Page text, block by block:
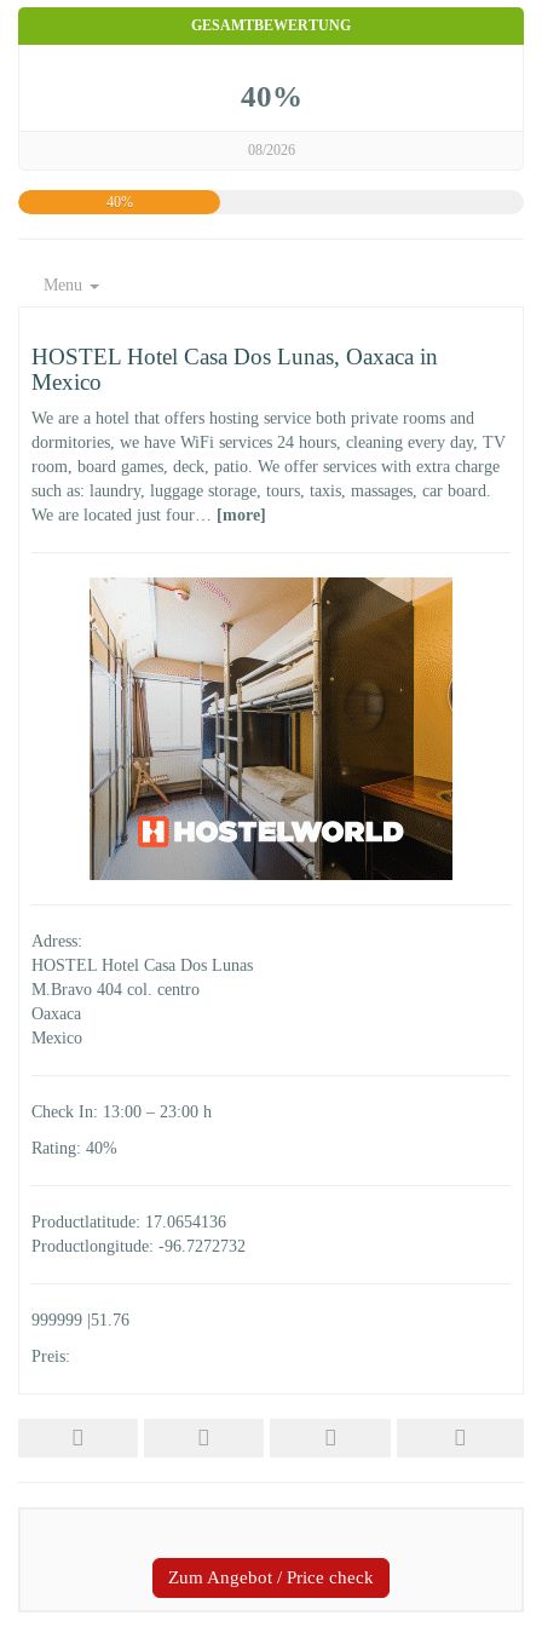
GESAMTBEWERTUNG
40%
08/2026
40%
Menu
HOSTEL Hotel Casa Dos Lunas, Oaxaca in
Mexico
We are a hotel that offers hosting service both private rooms and
dormitories, we have WiFi services 24 hours, cleaning every day, TV
room, board games, deck, patio. We offer services with extra charge
such as: laundry, luggage storage, tours, taxis, massages, car board.
We are located just four… [more]
Adress:
HOSTEL Hotel Casa Dos Lunas
M.Bravo 404 col. centro
Oaxaca
Mexico
Check In: 13:00 – 23:00 h
Rating: 40%
Productlatitude: 17.0654136
Productlongitude: -96.7272732
999999 |51.76
Preis:
Zum Angebot / Price check